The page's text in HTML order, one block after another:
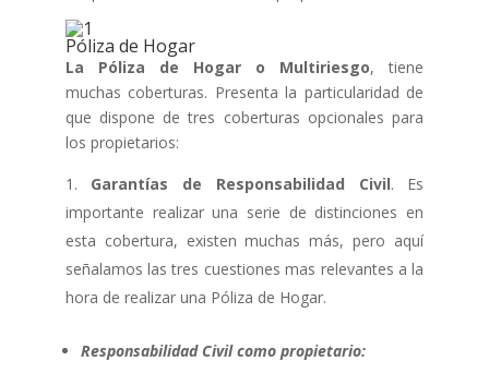
Póliza de Hogar
La Póliza de Hogar o Multiriesgo, tiene
muchas coberturas. Presenta la particularidad de
que dispone de tres coberturas opcionales para
los propietarios:
Garantías de Responsabilidad Civil. Es
importante realizar una serie de distinciones en
esta cobertura, existen muchas más, pero aquí
señalamos las tres cuestiones mas relevantes a la
hora de realizar una Póliza de Hogar.
Responsabilidad Civil como propietario: